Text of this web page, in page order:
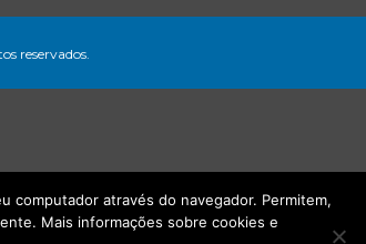
reservados.
computador através do navegador. Permitem,
Mais informações sobre cookies e